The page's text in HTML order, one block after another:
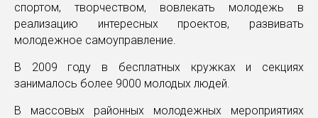
спортом, творчеством, вовлекать молодежь в
реализацию интересных проектов, развивать
молодежное самоуправление.
В 2009 году в бесплатных кружках и секциях
занималось более 9000 молодых людей.
В массовых районных молодежных мероприятиях